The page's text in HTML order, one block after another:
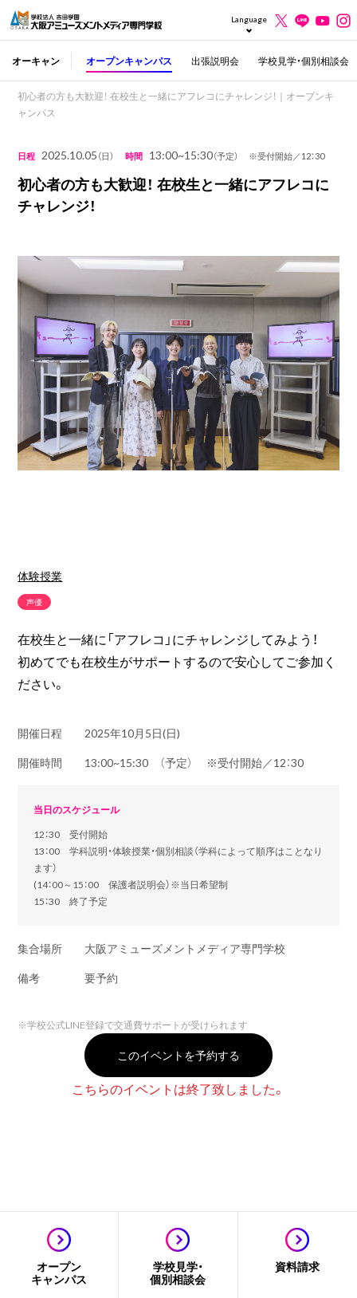
Language
オーキャン オープンキャンパス 出張説明会 学校見学・個別相談会
初心者の方も大歓迎！ 在校生と一緒にアフレコにチャレンジ！｜オープンキ
ャンパス
日程 2025.10.05（日） 時間 13:00~15:30（予定） ※受付開始／12：30
初心者の方も大歓迎！ 在校生と一緒にアフレコに
チャレンジ！
体験授業
声優
在校生と一緒に「アフレコ」にチャレンジしてみよう！
初めてでも在校生がサポートするので安心してご参加く
ださい。
開催日程
2025年10月5日(日)
開催時間
13:00~15:30 （予定） ※受付開始／12：30
当日のスケジュール
12：30 受付開始
13：00 学科説明・体験授業・個別相談（学科によって順序はことなり
ます）
(14：00～15：00 保護者説明会）※当日希望制
15：30 終了予定
集合場所
大阪アミューズメントメディア専門学校
備考
要予約
※学校公式LINE登録で交通費サポートが受けられます
このイベントを予約する
こちらのイベントは終了致しました。
オープン
キャンパス
学校見学・
個別相談会
資料請求